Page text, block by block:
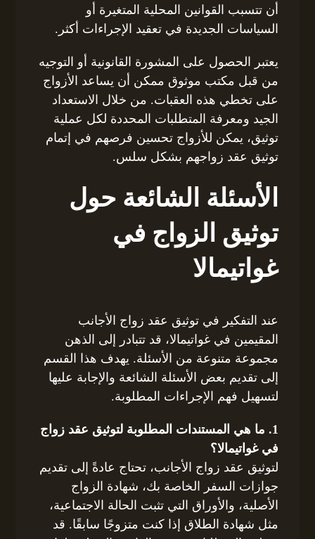
أن تتسبب القوانين المحلية المتغيرة أو
السياسات الجديدة في تعقيد الإجراءات أكثر.
يعتبر الحصول على المشورة القانونية أو التوجيه
من قبل مكتب موثوق ممكن أن يساعد الأزواج
على تخطي هذه العقبات. من خلال الاستعداد
الجيد ومعرفة المتطلبات المحددة لكل عملية
توثيق، يمكن للأزواج تحسين فرصهم في إتمام
توثيق عقد زواجهم بشكل سلس.
الأسئلة الشائعة حول
توثيق الزواج في
غواتيمالا
عند التفكير في توثيق عقد زواج الأجانب
المقيمين في غواتيمالا، قد تتبادر إلى الذهن
مجموعة متنوعة من الأسئلة. يهدف هذا القسم
إلى تقديم بعض الأسئلة الشائعة والإجابة عليها
لتسهيل فهم الإجراءات المطلوبة.
1. ما هي المستندات المطلوبة لتوثيق عقد زواج
في غواتيمالا؟
لتوثيق عقد زواج الأجانب، تحتاج عادةً إلى تقديم
جوازات السفر الخاصة بك، شهادة الزواج
الأصلية، والأوراق التي تثبت الحالة الاجتماعية،
مثل شهادة الطلاق إذا كنت متزوجًا سابقًا. قد